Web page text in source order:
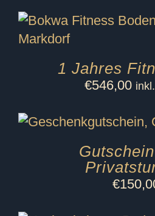
1 Jahres
€546,00
€